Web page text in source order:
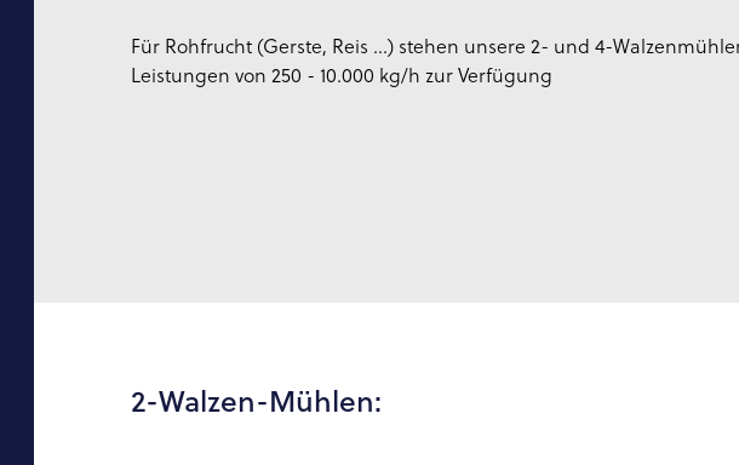
Für Rohfrucht (Gerste, Reis …) stehen unsere 2- und 4-
Leistungen von 250 - 10.000 kg/h zur Verfügung
2-Walzen-Mühlen: